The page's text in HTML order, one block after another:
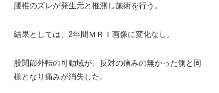
腰椎のズレが発生元と推測し施術を行う。
結果としては、2年間ＭＲＩ画像に変化なし。
股関節外転の可動域が、反対の痛みの無かった側と同
様となり痛みが消失した。